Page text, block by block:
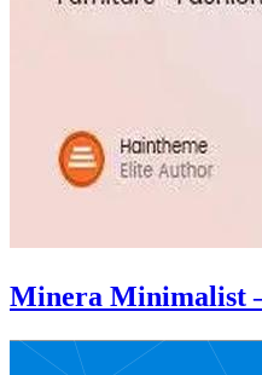
Minera Minimalist